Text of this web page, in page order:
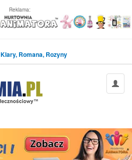
Reklama:
Klary, Romana, Rozyny